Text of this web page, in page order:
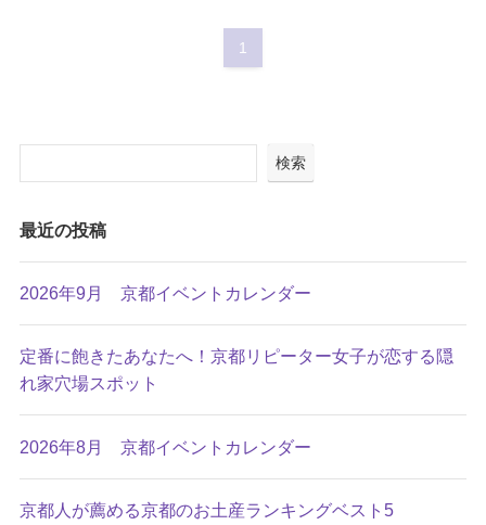
1
検索
最近の投稿
2026年9月 京都イベントカレンダー
定番に飽きたあなたへ！京都リピーター女子が恋する隠
れ家穴場スポット
2026年8月 京都イベントカレンダー
京都人が薦める京都のお土産ランキングベスト5